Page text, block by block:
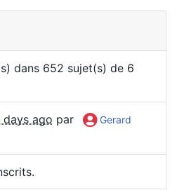
dans 652 sujet(s) de 6
days ago par
Gerard